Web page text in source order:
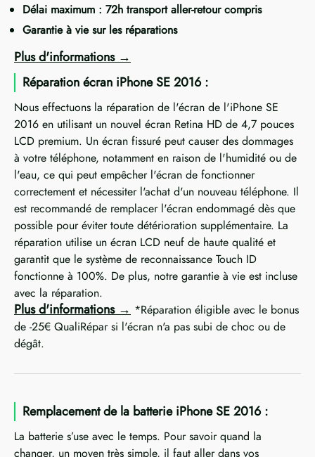
Délai maximum : 72h transport aller-retour compris
Garantie à vie sur les réparations
Plus d'informations
Réparation écran iPhone SE 2016 :
Nous effectuons la réparation de l'écran de l'iPhone SE
2016 en utilisant un nouvel écran Retina HD de 4,7 pouces
LCD premium. Un écran fissuré peut causer des dommages
à votre téléphone, notamment en raison de l'humidité ou de
l'eau, ce qui peut empêcher l'écran de fonctionner
correctement et nécessiter l'achat d'un nouveau téléphone. Il
est recommandé de remplacer l'écran endommagé dès que
possible pour éviter toute détérioration supplémentaire. La
réparation utilise un écran LCD neuf de haute qualité et
garantit que le système de reconnaissance Touch ID
fonctionne à 100%. De plus, notre garantie à vie est incluse
avec la réparation.
Plus d'informations
*Réparation éligible avec le bonus
de -25€ QualiRépar si l'écran n'a pas subi de choc ou de
dégât.
Remplacement de la batterie iPhone SE 2016 :
La batterie s’use avec le temps. Pour savoir quand la
changer, un moyen très simple, il faut aller dans vos